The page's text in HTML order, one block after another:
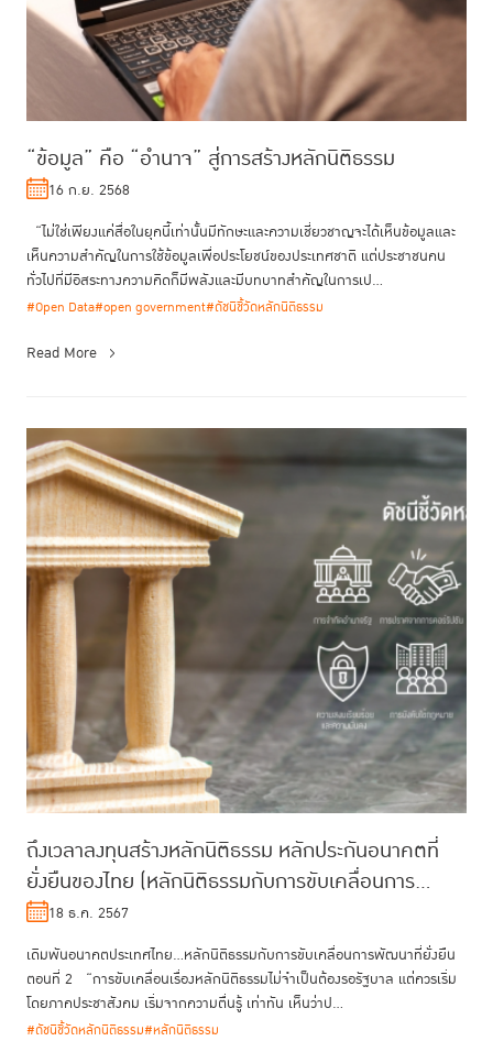
“ข้อมูล” คือ “อำนาจ” สู่การสร้างหลักนิติธรรม
16 ก.ย. 2568
“ไม่ใช่เพียงแค่สื่อในยุคนี้เท่านั้นมีทักษะและความเชี่ยวชาญจะได้เห็นข้อมูลและ
เห็นความสำคัญในการใช้ข้อมูลเพื่อประโยชน์ของประเทศชาติ แต่ประชาชนคน
ทั่วไปที่มีอิสระทางความคิดก็มีพลังและมีบทบาทสำคัญในการเป...
#Open Data#open government#ดัชนีชี้วัดหลักนิติธรรม
Read More
ถึงเวลาลงทุนสร้างหลักนิติธรรม หลักประกันอนาคตที่
ยั่งยืนของไทย (หลักนิติธรรมกับการขับเคลื่อนการ
พัฒนาที่ยั่งยืน ตอนที่ 2)
18 ธ.ค. 2567
เดิมพันอนาคตประเทศไทย...หลักนิติธรรมกับการขับเคลื่อนการพัฒนาที่ยั่งยืน
ตอนที่ 2 “การขับเคลื่อนเรื่องหลักนิติธรรมไม่จำเป็นต้องรอรัฐบาล แต่ควรเริ่ม
โดยภาคประชาสังคม เริ่มจากความตื่นรู้ เท่าทัน เห็นว่าป...
#ดัชนีชี้วัดหลักนิติธรรม#หลักนิติธรรม